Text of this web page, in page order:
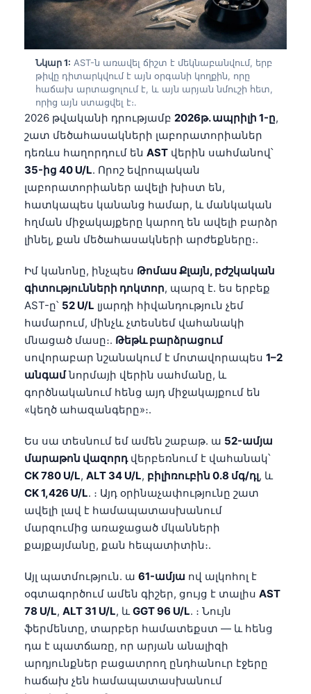
Նկար 1: AST-ն առավել ճիշտ է մեկնաբանվում, երբ
թիվը դիտարկվում է այն օրգանի կողքին, որը
հաճախ արտացոլում է, և այն արյան նմուշի հետ,
որից այն ստացվել է։.
2026 թվականի դրությամբ 2026թ. ապրիլի 1-ը,
շատ մեծահասակների լաբորատորիաներ
դեռևս հաղորդում են AST վերին սահմանով՝
35-ից 40 U/L. Որոշ եվրոպական
լաբորատորիաներ ավելի խիստ են,
հատկապես կանանց համար, և մանկական
հղման միջակայքերը կարող են ավելի բարձր
լինել, քան մեծահասակների արժեքները։.
Իմ կանոնը, ինչպես Թոմաս Քլայն, բժշկական
գիտությունների դոկտոր, պարզ է. ես երբեք
AST-ը՝ 52 U/L լյարդի հիվանդություն չեմ
համարում, մինչև չտեսնեմ վահանակի
մնացած մասը։. Թեթև բարձրացում
սովորաբար նշանակում է մոտավորապես 1–2
անգամնորմայի վերին սահմանը, և
գործնականում հենց այդ միջակայքում են
«կեղծ ահազանգերը»։.
Ես սա տեսնում եմ ամեն շաբաթ. ա 52-ամյա
մարաթոն վազորդվերբեռնում է վահանակ՝
CK 780 U/L, ALT 34 U/L, բիլիռուբին 0.8 մգ/դլ, և
CK 1,426 U/L. ։ Այդ օրինաչափությունը շատ
ավելի լավ է համապատասխանում
մարզումից առաջացած մկանների
քայքայմանը, քան հեպատիտին։.
Այլ պատմություն. ա 61-ամյա ով ալկոհոլ է
օգտագործում ամեն գիշեր, ցույց է տալիս AST
78 U/L, ALT 31 U/L, ևGGT 96 U/L. ։ Նույն
ֆերմենտը, տարբեր համատեքստ — և հենց
դա է պատճառը, որ արյան անալիզի
արդյունքներ բացատրող ընդհանուր էջերը
հաճախ չեն համապատասխանում